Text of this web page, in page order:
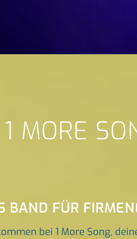
1 MORE
BAND FÜR
bei 1 More Song,